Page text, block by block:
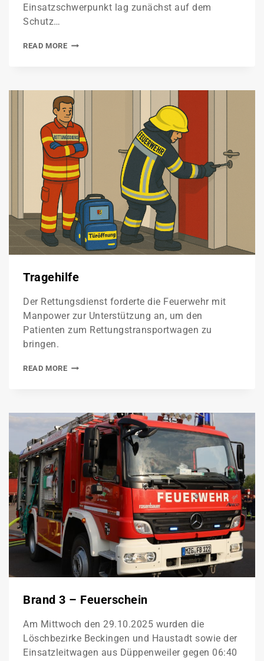
Einsatzschwerpunkt lag zunächst auf dem
Schutz…
READ MORE
Tragehilfe
Der Rettungsdienst forderte die Feuerwehr mit
Manpower zur Unterstützung an, um den
Patienten zum Rettungstransportwagen zu
bringen.
READ MORE
Brand 3 – Feuerschein
Am Mittwoch den 29.10.2025 wurden die
Löschbezirke Beckingen und Haustadt sowie der
Einsatzleitwagen aus Düppenweiler gegen 06:40